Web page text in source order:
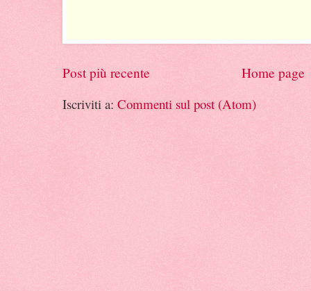
Post più recente
Home page
Iscriviti a: Commenti sul post (Atom)